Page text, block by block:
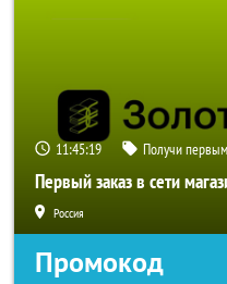
11:45:19 Получи
Первый заказ в сети
Россия
Промокод